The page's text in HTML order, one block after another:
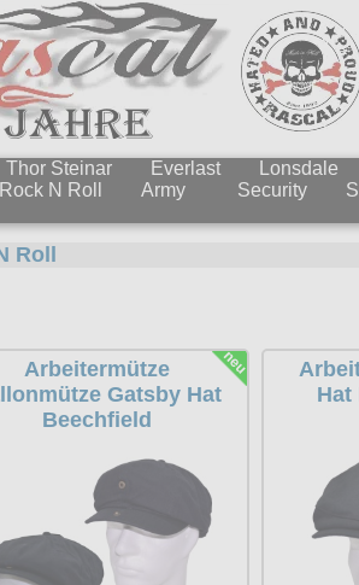
Thor Steinar Everlast Lonsdale
Rock N Roll Army Security
Roll
Arbeitermütze
Gatsby Hat
Beechfield
Hat